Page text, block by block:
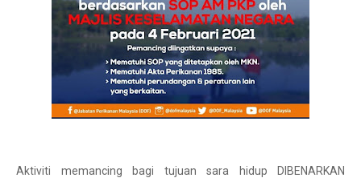
Aktiviti memancing bagi tujuan sara hidup DIBENARKAN